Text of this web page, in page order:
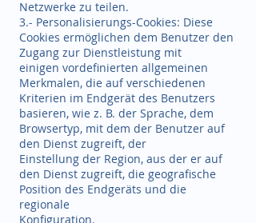
Netzwerke zu teilen.
3.- Personalisierungs-Cookies: Diese
Cookies ermöglichen dem Benutzer den
Zugang zur Dienstleistung mit
einigen vordefinierten allgemeinen
Merkmalen, die auf verschiedenen
Kriterien im Endgerät des Benutzers
basieren, wie z. B. der Sprache, dem
Browsertyp, mit dem der Benutzer auf
den Dienst zugreift, der
Einstellung der Region, aus der er auf
den Dienst zugreift, die geografische
Position des Endgeräts und die
regionale
Konfiguration.